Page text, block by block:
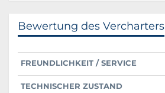
Bewertung des Vercharters
FREUNDLICHKEIT / SERVICE
TECHNISCHER ZUSTAND